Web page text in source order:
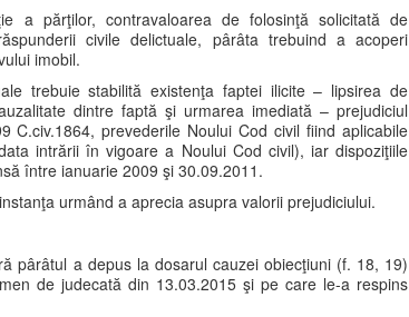
a părţilor, contravaloarea de folosinţă solicitată de
civile delictuale, pârâta trebuind a acoperi
imobil.
trebuie stabilită existenţa faptei ilicite – lipsirea de
dintre faptă şi urmarea imediată – prejudiciul
C.civ.1864, prevederile Noului Cod civil fiind aplicabile
intrării în vigoare a Noului Cod civil), iar dispoziţiile
între ianuarie 2009 şi 30.09.2011.
urmând a aprecia asupra valorii prejudiciului.
pârâtul a depus la dosarul cauzei obiecţiuni (f. 18, 19)
de judecată din 13.03.2015 şi pe care le-a respins